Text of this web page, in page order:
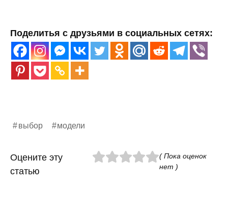
Поделитья с друзьями в социальных сетях:
выбор модели
Оцените эту
статью
( Пока оценок
нет )